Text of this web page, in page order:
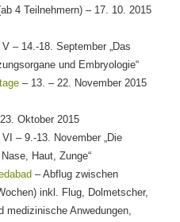
4 Teilnehmern) – 17. 10. 2015
– 14.-18. September „Das
und Embryologie“
– 13. – 22. November 2015
Oktober 2015
– 9.-13. November „Die
Haut, Zunge“
– Abflug zwischen
inkl. Flug, Dolmetscher,
medizinische Anwedungen,